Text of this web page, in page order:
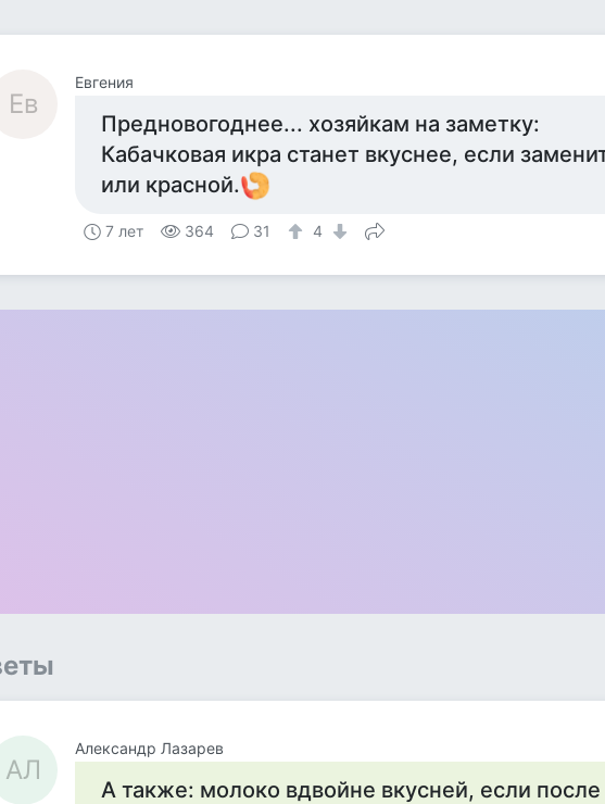
Ев
Евгения
Предновогоднее... хозяйкам на заметку:
Кабачковая икра станет вкуснее, если
или красной.
7 лет 364 31 4
АЛ
Александр Лазарев
А также: молоко вдвойне вкусней, если после